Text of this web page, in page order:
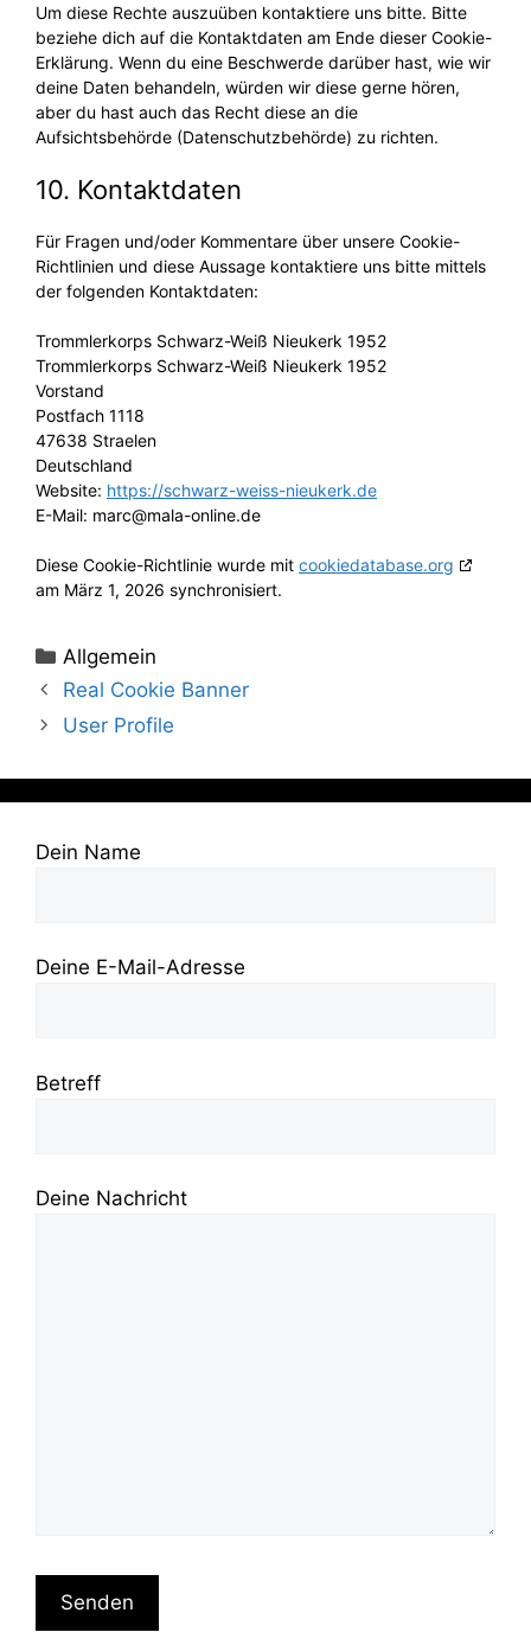
Um diese Rechte auszuüben kontaktiere uns bitte. Bitte
beziehe dich auf die Kontaktdaten am Ende dieser Cookie-
Erklärung. Wenn du eine Beschwerde darüber hast, wie wir
deine Daten behandeln, würden wir diese gerne hören,
aber du hast auch das Recht diese an die
Aufsichtsbehörde (Datenschutzbehörde) zu richten.
10. Kontaktdaten
Für Fragen und/oder Kommentare über unsere Cookie-
Richtlinien und diese Aussage kontaktiere uns bitte mittels
der folgenden Kontaktdaten:
Trommlerkorps Schwarz-Weiß Nieukerk 1952
Trommlerkorps Schwarz-Weiß Nieukerk 1952
Vorstand
Postfach 1118
47638 Straelen
Deutschland
Website: https://schwarz-weiss-nieukerk.de
E-Mail: marc@mala-online.de
Diese Cookie-Richtlinie wurde mit cookiedatabase.org
am März 1, 2026 synchronisiert.
Kategorien
Allgemein
Real Cookie Banner
User Profile
Dein Name
Deine E-Mail-Adresse
Betreff
Deine Nachricht